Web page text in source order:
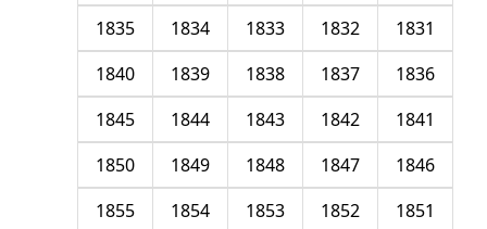
1831
1832
1833
1834
1835
1836
1837
1838
1839
1840
1841
1842
1843
1844
1845
1846
1847
1848
1849
1850
1851
1852
1853
1854
1855